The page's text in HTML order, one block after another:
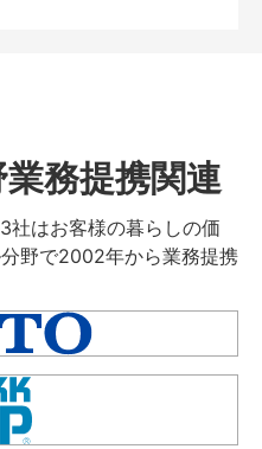
務提携関連
社はお客様の暮らしの価
野で2002年から業務提携